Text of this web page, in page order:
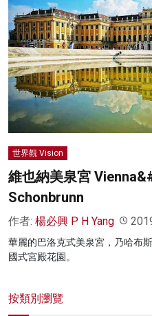
世界觀 Vision
維也納美泉宮
Schonbrunn
作者: 楊必興 P H Yang
華麗的巴洛克式美泉宮，乃哈布
國式宮殿花園。
按類別瀏覽